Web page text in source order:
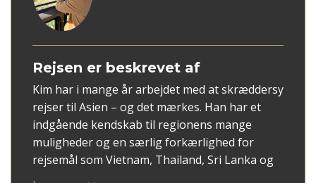
Rejsen er beskrevet af
Kim har i mange år arbejdet med at skræddersy
rejser til Asien – og det mærkes. Han har et
indgående kendskab til regionens mange
muligheder og en særlig forkærlighed for
rejsemål som Vietnam, Thailand, Sri Lanka og
ikke mindst Japan.